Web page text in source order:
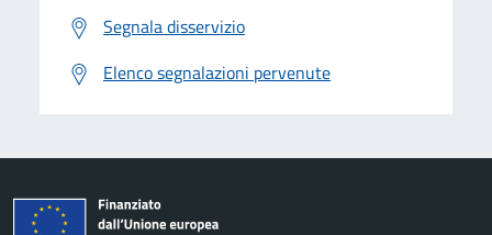
Segnala disservizio
Elenco segnalazioni pervenute